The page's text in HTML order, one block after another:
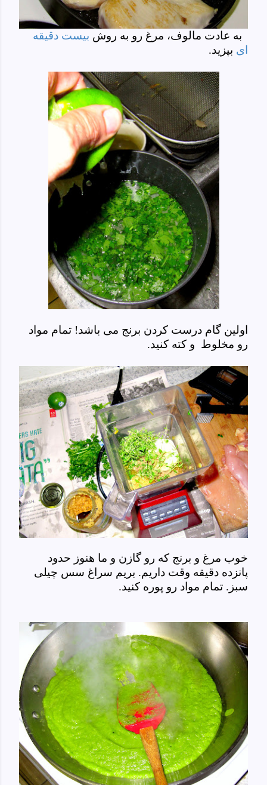
به عادت مالوف، مرغ رو به روش بیست دقیقه
ای بپزید.
اولین گام درست کردن برنج می باشد! تمام مواد
رو مخلوط و کته کنید.
خوب مرغ و برنج که رو گازن و ما هنوز حدود
پانزده دقیقه وقت داریم. بریم سراغ سس چیلی
سبز. تمام مواد رو پوره کنید.